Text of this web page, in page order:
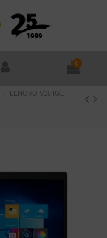
0
LENOVO V15 IGL